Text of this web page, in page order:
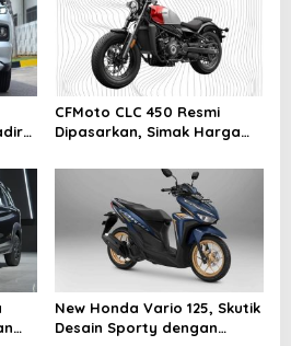
CFMoto CLC 450 Resmi
Dipasarkan, Simak Harga
New Honda Vario 125, Skutik
Desain Sporty dengan